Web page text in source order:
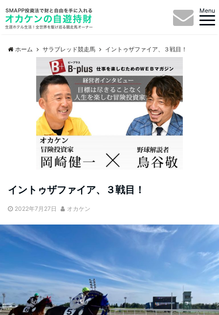
Menu
ホーム サラブレッド競走馬 イントゥザファイア、３戦目！
イントゥザファイア、３戦目！
2022年7月27日 オカケン